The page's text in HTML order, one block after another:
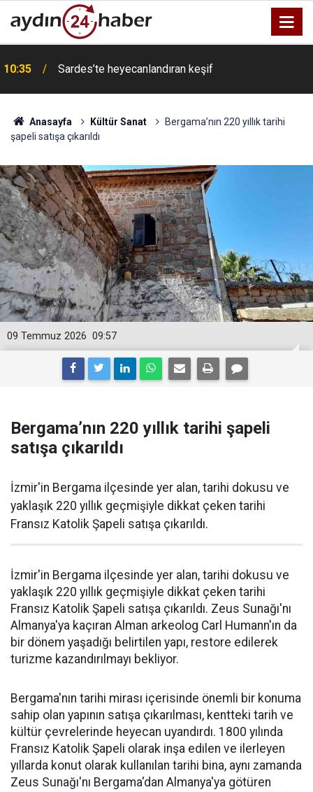
10:35 Sardes’te heyecanlandıran keşif
Anasayfa Kültür Sanat
Bergama’nın 220 yıllık tarihi
şapeli satışa çıkarıldı
09:57
09 Temmuz 2026
Bergama’nın 220 yıllık tarihi şapeli
satışa çıkarıldı
İzmir'in Bergama ilçesinde yer alan, tarihi dokusu ve
yaklaşık 220 yıllık geçmişiyle dikkat çeken tarihi
Fransız Katolik Şapeli satışa çıkarıldı.
İzmir'in Bergama ilçesinde yer alan, tarihi dokusu ve
yaklaşık 220 yıllık geçmişiyle dikkat çeken tarihi
Fransız Katolik Şapeli satışa çıkarıldı. Zeus Sunağı'nı
Almanya'ya kaçıran Alman arkeolog Carl Humann'ın da
bir dönem yaşadığı belirtilen yapı, restore edilerek
turizme kazandırılmayı bekliyor.
Bergama'nın tarihi mirası içerisinde önemli bir konuma
sahip olan yapının satışa çıkarılması, kentteki tarih ve
kültür çevrelerinde heyecan uyandırdı. 1800 yılında
Fransız Katolik Şapeli olarak inşa edilen ve ilerleyen
yıllarda konut olarak kullanılan tarihi bina, aynı zamanda
Zeus Sunağı'nı Bergama'dan Almanya'ya götüren